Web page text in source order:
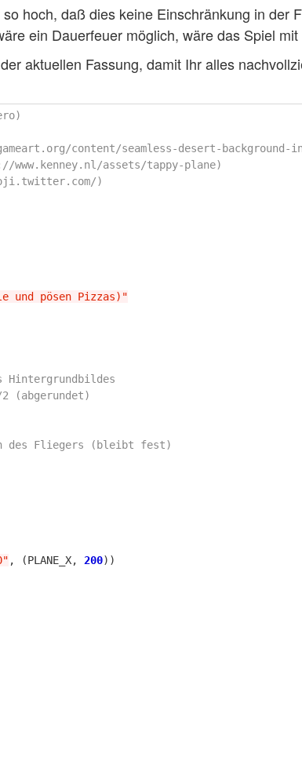
hoch, daß dies keine Einschränkung in der
ein Dauerfeuer möglich, wäre das Spiel
aktuellen Fassung, damit Ihr alles
content/seamless-desert-background-
www.kenney.nl/assets/tappy-plane)
und pösen Pizzas)"
, (PLANE_X, 200))